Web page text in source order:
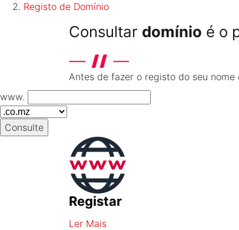
Registo de Domínio
Consultar domínio é o
Antes de fazer o registo do seu
www.
Consulte
Registar
Ler Mais